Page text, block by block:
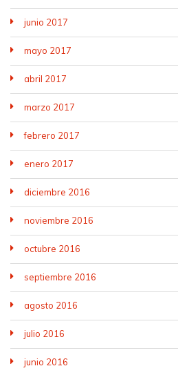
junio 2017
mayo 2017
abril 2017
marzo 2017
febrero 2017
enero 2017
diciembre 2016
noviembre 2016
octubre 2016
septiembre 2016
agosto 2016
julio 2016
junio 2016